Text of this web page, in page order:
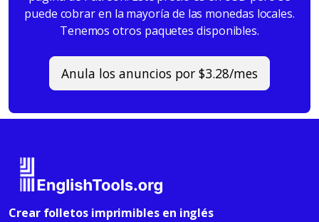
puede cobrar en la mayoría de las monedas locales.
Tenemos otros paquetes disponibles.
Anula los anuncios por $3.28/mes
Crear folletos imprimibles en inglés